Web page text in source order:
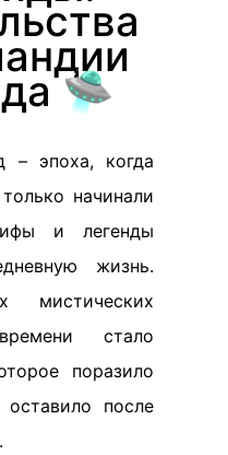
🛸
– эпоха, когда
начинали
и легенды
жизнь.
стало
поразило
после